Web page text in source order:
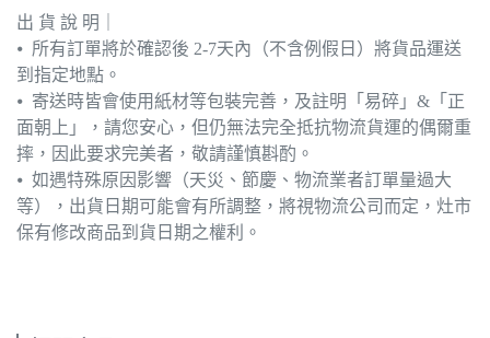
出 貨 說 明｜
⦁ 所有訂單將於確認後 2-7天內（不含例假日）將貨品運送
到指定地點。
⦁ 寄送時皆會使用紙材等包裝完善，及註明「易碎」&「正
面朝上」，請您安心，但仍無法完全抵抗物流貨運的偶爾重
摔，因此要求完美者，敬請謹慎斟酌。
⦁ 如遇特殊原因影響（天災、節慶、物流業者訂單量過大
等），出貨日期可能會有所調整，將視物流公司而定，灶市
保有修改商品到貨日期之權利。